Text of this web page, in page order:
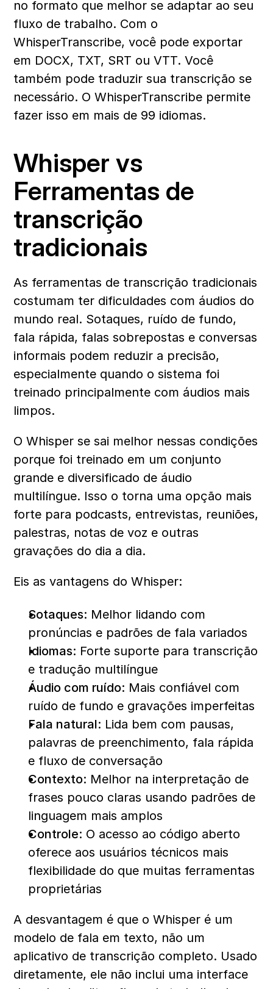
no formato que melhor se adaptar ao seu
fluxo de trabalho. Com o
WhisperTranscribe, você pode exportar
em DOCX, TXT, SRT ou VTT. Você
também pode traduzir sua transcrição se
necessário. O WhisperTranscribe permite
fazer isso em mais de 99 idiomas.
Whisper vs
Ferramentas de
transcrição
tradicionais
As ferramentas de transcrição tradicionais
costumam ter dificuldades com áudios do
mundo real. Sotaques, ruído de fundo,
fala rápida, falas sobrepostas e conversas
informais podem reduzir a precisão,
especialmente quando o sistema foi
treinado principalmente com áudios mais
limpos.
O Whisper se sai melhor nessas condições
porque foi treinado em um conjunto
grande e diversificado de áudio
multilíngue. Isso o torna uma opção mais
forte para podcasts, entrevistas, reuniões,
palestras, notas de voz e outras
gravações do dia a dia.
Eis as vantagens do Whisper:
Sotaques: Melhor lidando com
pronúncias e padrões de fala variados
Idiomas: Forte suporte para transcrição
e tradução multilíngue
Áudio com ruído: Mais confiável com
ruído de fundo e gravações imperfeitas
Fala natural: Lida bem com pausas,
palavras de preenchimento, fala rápida
e fluxo de conversação
Contexto: Melhor na interpretação de
frases pouco claras usando padrões de
linguagem mais amplos
Controle: O acesso ao código aberto
oferece aos usuários técnicos mais
flexibilidade do que muitas ferramentas
proprietárias
A desvantagem é que o Whisper é um
modelo de fala em texto, não um
aplicativo de transcrição completo. Usado
diretamente, ele não inclui uma interface